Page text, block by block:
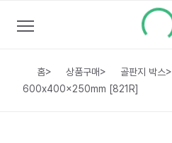
홈> 상품구매> 골판지 박스>
600x400x250mm [821R]